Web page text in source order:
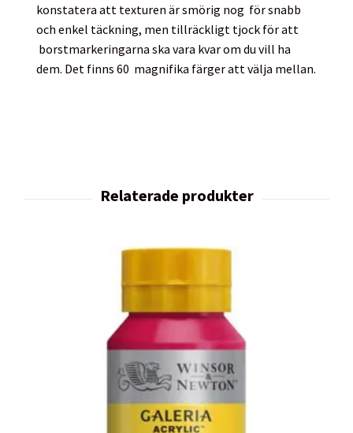
konstatera att texturen är smörig nog för snabb
och enkel täckning, men tillräckligt tjock för att
borstmarkeringarna ska vara kvar om du vill ha
dem. Det finns 60 magnifika färger att välja mellan.